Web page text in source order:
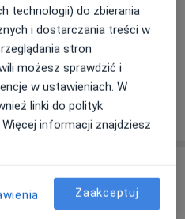
Umów wizytę
ceny?
technologii) do zbierania
i dostarczania treści w
stron
możesz sprawdzić i
w ustawieniach. W
linki do polityk
informacji znajdziesz
Zaakceptuj